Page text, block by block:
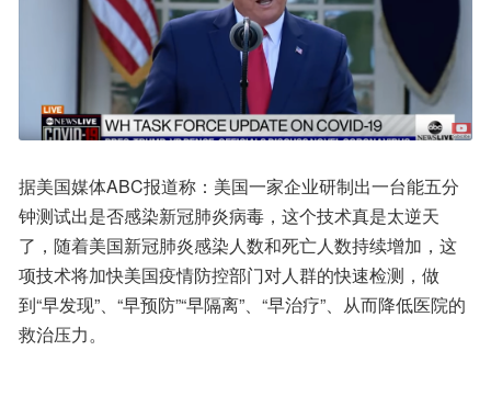
据美国媒体ABC报道称：美国一家企业研制出一台能五分
钟测试出是否感染新冠肺炎病毒，这个技术真是太逆天
了，随着美国新冠肺炎感染人数和死亡人数持续增加，这
项技术将加快美国疫情防控部门对人群的快速检测，做
到“早发现”、“早预防”“早隔离”、“早治疗”、从而降低医院的
救治压力。